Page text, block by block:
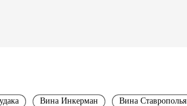
Вина Инкерман Вина Ставрополья